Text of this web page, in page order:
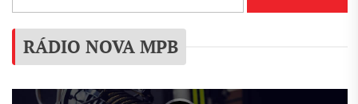
RÁDIO NOVA MPB